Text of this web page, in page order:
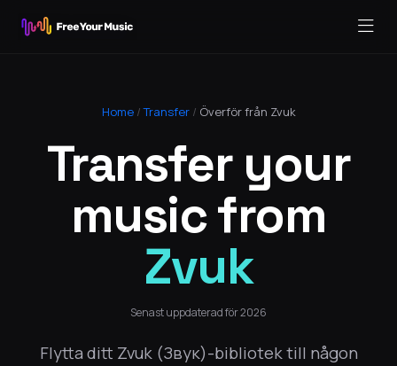
Home /Transfer / Överför från Zvuk
Transfer your
music from
Zvuk
Senast uppdaterad för 2026
Flytta ditt Zvuk (Звук)-bibliotek till någon